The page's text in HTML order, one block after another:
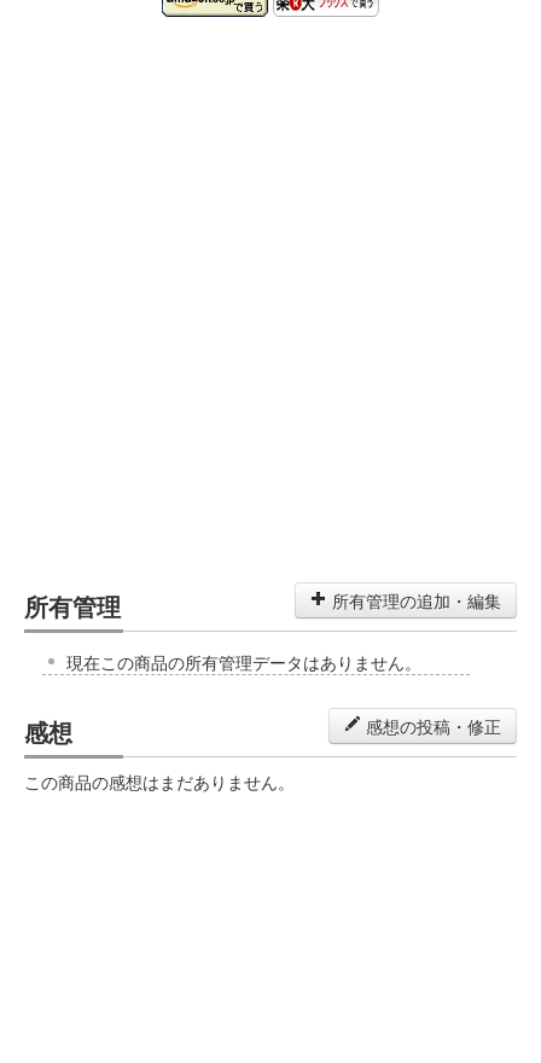
所有管理 所有管理の追加・編集
現在この商品の所有管理データはありません。
感想 感想の投稿・修正
この商品の感想はまだありません。